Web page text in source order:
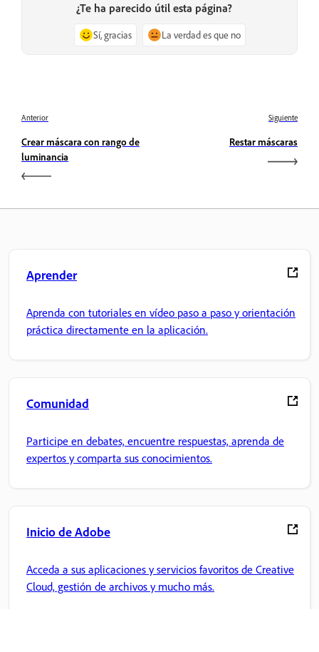
¿Te ha parecido útil esta página?
Sí, gracias La verdad es que no
Anterior
Crear máscara con rango de
luminancia
Siguiente
Restar máscaras
Aprender
Aprenda con tutoriales en vídeo paso a paso y orientación
práctica directamente en la aplicación.
Comunidad
Participe en debates, encuentre respuestas, aprenda de
expertos y comparta sus conocimientos.
Inicio de Adobe
Acceda a sus aplicaciones y servicios favoritos de Creative
Cloud, gestión de archivos y mucho más.